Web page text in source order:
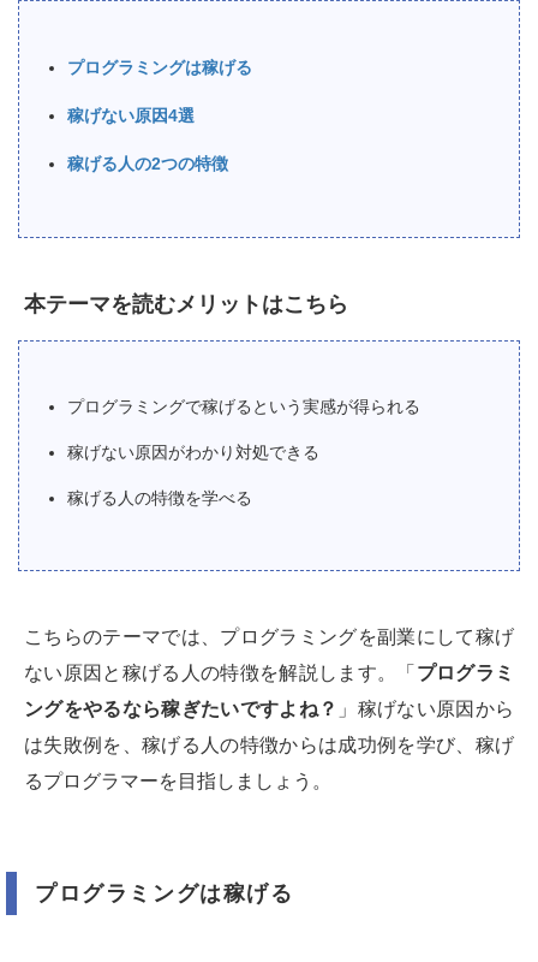
プログラミングは稼げる
稼げない原因4選
稼げる人の2つの特徴
本テーマを読むメリットはこちら
プログラミングで稼げるという実感が得られる
稼げない原因がわかり対処できる
稼げる人の特徴を学べる
こちらのテーマでは、プログラミングを副業にして稼げ
ない原因と稼げる人の特徴を解説します。「 プログラミ
ングをやるなら稼ぎたいですよね？ 」稼げない原因から
は失敗例を、稼げる人の特徴からは成功例を学び、稼げ
るプログラマーを目指しましょう。
プログラミングは稼げる